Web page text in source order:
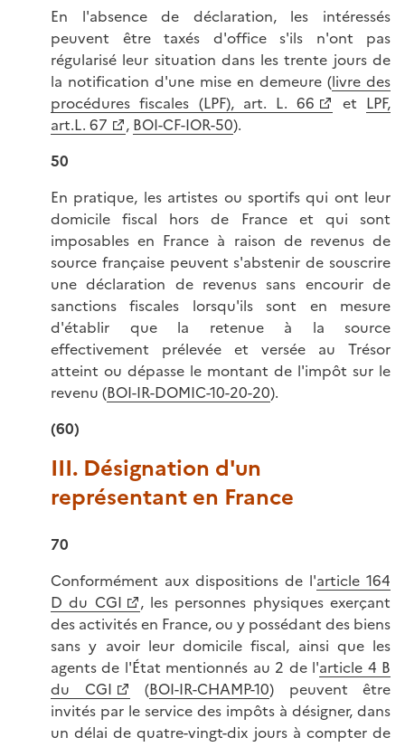
En l'absence de déclaration, les intéressés
peuvent être taxés d'office s'ils n'ont pas
régularisé leur situation dans les trente jours de
la notification d'une mise en demeure (livre des
procédures fiscales (LPF), art. L. 66
et LPF,
art.L. 67
, BOI-CF-IOR-50).
50
En pratique, les artistes ou sportifs qui ont leur
domicile fiscal hors de France et qui sont
imposables en France à raison de revenus de
source française peuvent s'abstenir de souscrire
une déclaration de revenus sans encourir de
sanctions fiscales lorsqu'ils sont en mesure
d'établir que la retenue à la source
effectivement prélevée et versée au Trésor
atteint ou dépasse le montant de l'impôt sur le
revenu (BOI-IR-DOMIC-10-20-20).
(60)
III. Désignation d'un
représentant en France
70
Conformément aux dispositions de l'article 164
D du CGI
, les personnes physiques exerçant
des activités en France, ou y possédant des biens
sans y avoir leur domicile fiscal, ainsi que les
agents de l'État mentionnés au 2 de l'article 4 B
du CGI
(BOI-IR-CHAMP-10) peuvent être
invités par le service des impôts à désigner, dans
un délai de quatre-vingt-dix jours à compter de